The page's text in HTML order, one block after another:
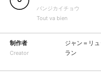
バンジカイチョウ
Tout va bien
制作者
Creator
ジャン＝リ
ラン